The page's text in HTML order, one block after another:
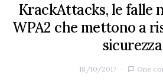
KrackAttacks, le falle
WPA2 che mettono a
sicurezza
18/10/2017 One